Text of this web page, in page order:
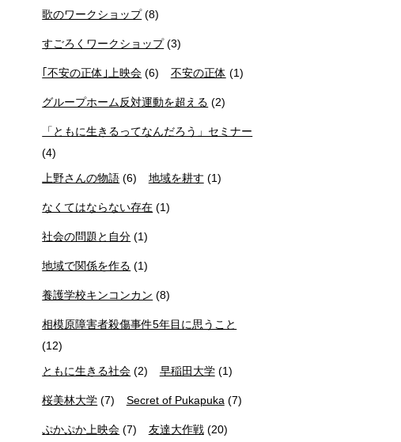
歌のワークショップ(8)
すごろくワークショップ(3)
｢不安の正体｣上映会 (6) 不安の正体 (1)
グループホーム反対運動を超える (2)
「ともに生きるってなんだろう」セミナー
(4)
上野さんの物語 (6) 地域を耕す (1)
なくてはならない存在 (1)
社会の問題と自分 (1)
地域で関係を作る (1)
養護学校キンコンカン (8)
相模原障害者殺傷事件5年目に思うこと
(12)
ともに生きる社会 (2) 早稲田大学(1)
桜美林大学 (7) Secret of Pukapuka(7)
ぷかぷか上映会 (7) 友達大作戦(20)